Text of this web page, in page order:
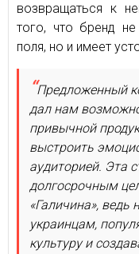
возвращаться к
того, что бренд
поля, но и имеет
Предложенный
дал нам
привычной
выстроить
аудиторией. Эта
долгосрочным
«Галичина»,
украинцам,
культуру и